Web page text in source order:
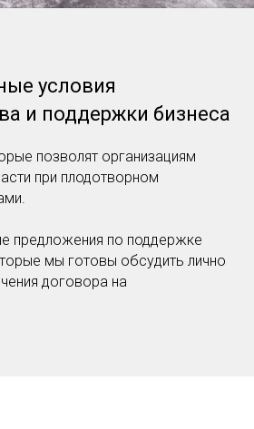
условия
и поддержки бизнеса
позволят организациям
при плодотворном
предложения по поддержке
мы готовы обсудить лично
договора на